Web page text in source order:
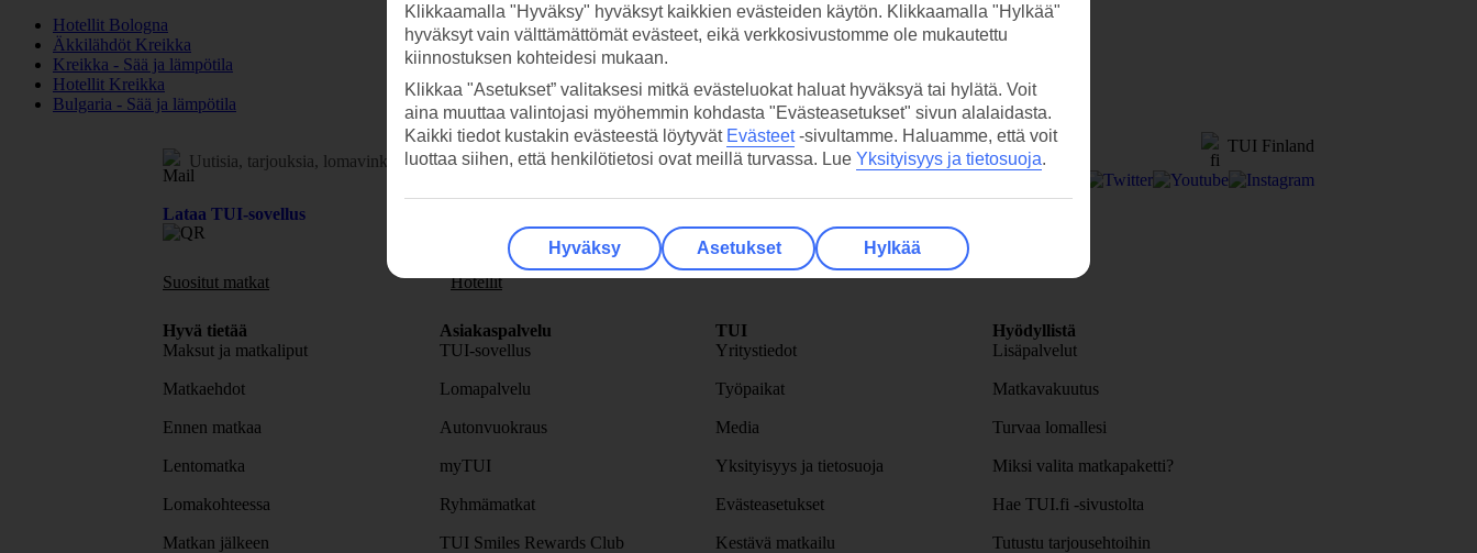
Hotellit Bologna
Äkkilähdöt Kreikka
Kreikka - Sää ja lämpötila
Hotellit Kreikka
Bulgaria - Sää ja lämpötila
Uutisia, tarjouksia, lomavinkkejä.Tilaa uutiskirje>
TUI Finland
Lataa TUI-sovellus
Suositut matkat Hotellit
Hyvä tietää
Maksut ja matkaliput
Matkaehdot
Ennen matkaa
Lentomatka
Lomakohteessa
Matkan jälkeen
Asiakaspalvelu
TUI-sovellus
Lomapalvelu
Autonvuokraus
myTUI
Ryhmämatkat
TUI Smiles Rewards Club
TUI
Yritystiedot
Työpaikat
Media
Yksityisyys ja tietosuoja
Evästeasetukset
Kestävä matkailu
Hyödyllistä
Lisäpalvelut
Matkavakuutus
Turvaa lomallesi
Miksi valita matkapaketti?
Hae TUI.fi -sivustolta
Tutustu tarjousehtoihin
Klikkaamalla "Hyväksy" hyväksyt kaikkien evästeiden käytön. Klikkaamalla "Hylkää"
hyväksyt vain välttämättömät evästeet, eikä verkkosivustomme ole mukautettu
kiinnostuksen kohteidesi mukaan.
Klikkaa "Asetukset” valitaksesi mitkä evästeluokat haluat hyväksyä tai hylätä. Voit
aina muuttaa valintojasi myöhemmin kohdasta "Evästeasetukset" sivun alalaidasta.
Kaikki tiedot kustakin evästeestä löytyvät Evästeet-sivultamme. Haluamme, että voit
luottaa siihen, että henkilötietosi ovat meillä turvassa. Lue Yksityisyys ja tietosuoja.
Hyväksy Asetukset Hylkää